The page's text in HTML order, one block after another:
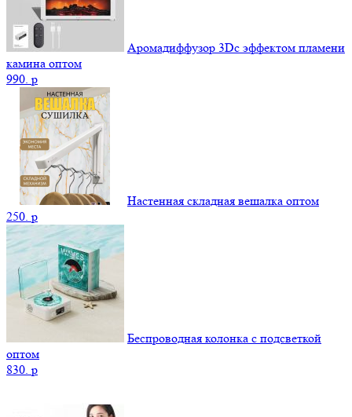
Аромадиффузор 3Dс эффектом пламени
камина оптом
990. p
Настенная складная вешалка оптом
250. p
Беспроводная колонка с подсветкой
оптом
830. p